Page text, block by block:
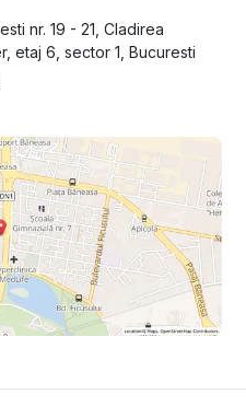
nr. 19 - 21, Cladirea
etaj 6, sector 1, Bucuresti